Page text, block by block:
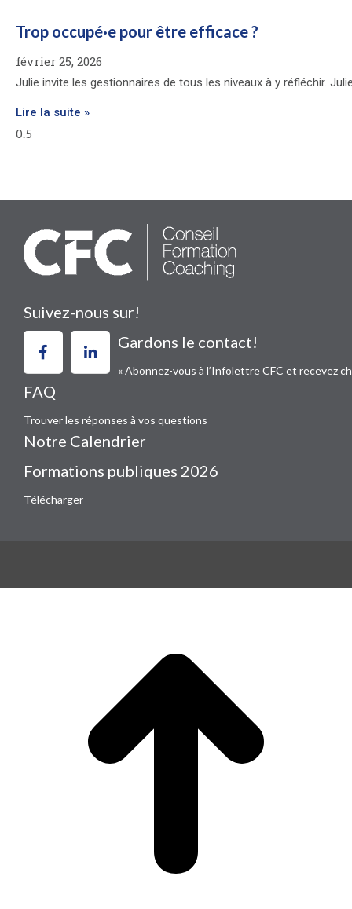
Trop occupé·e pour être efficace ?
février 25, 2026
Julie invite les gestionnaires de tous les niveaux à y réfléchir.
Lire la suite »
Suivez-nous sur!
Gardons le contact!
« Abonnez-vous à l’Infolettre CFC et recevez
FAQ
Trouver les réponses à vos questions
Notre Calendrier
Formations publiques 2026
Télécharger